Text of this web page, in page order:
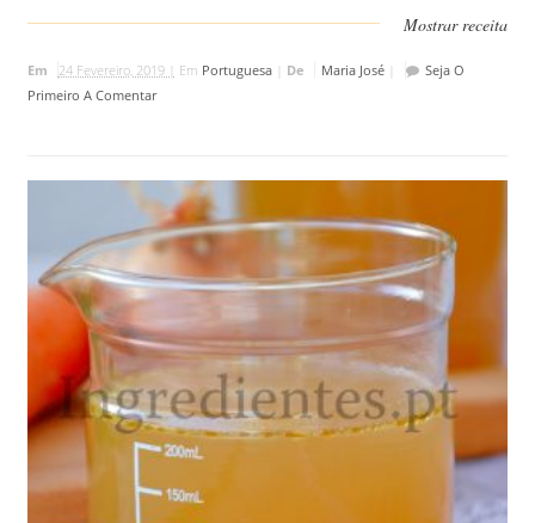
Mostrar receita
Em 24 Fevereiro, 2019 | Em Portuguesa| De Maria José|
Seja O
Primeiro A Comentar